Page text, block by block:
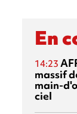
En
14:23
massif
main-
ciel